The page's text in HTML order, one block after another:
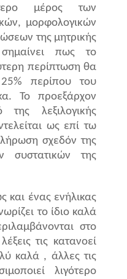
μέρος των
μορφολογικών
της μητρικής
πως το
περίπτωση θα
περίπου του
Το προεξάρχον
της λεξιλογικής
ως επί τω
σχεδόν της
συστατικών της
και ένας ενήλικας
το ίδιο καλά
στο
τις κατανοεί
καλά , άλλες τις
λιγότερο